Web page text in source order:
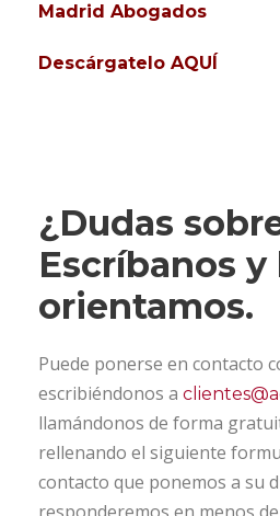
Madrid Abogados
Descárgatelo AQUÍ
¿Dudas
Escríbanos y
orientamos.
Puede ponerse en contacto
escribiéndonos a
llamándonos de forma
rellenando el siguiente
contacto que ponemos a su